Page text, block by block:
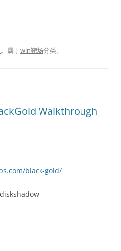
。属于win靶场分类。
Walkthrough
black-gold/